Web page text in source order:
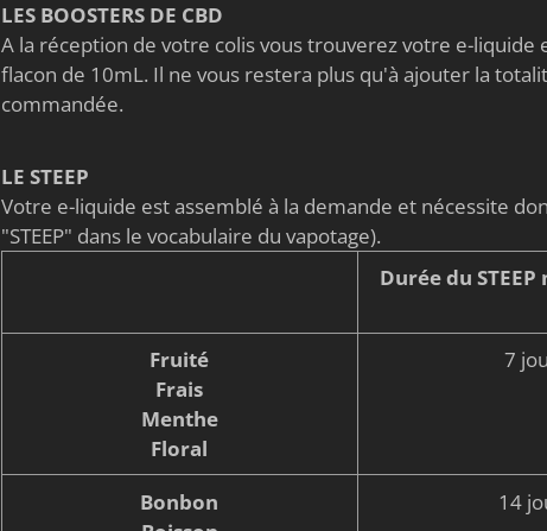
LES BOOSTERS DE CBD
A la réception de votre colis vous trouverez votre e-
flacon de 10mL. Il ne vous restera plus qu'à ajouter la
commandée.
LE STEEP
Votre e-liquide est assemblé à la demande et nécessite
"STEEP" dans le vocabulaire du vapotage).
Durée du
Fruité
Frais
Menthe
Floral
7
Bonbon
14